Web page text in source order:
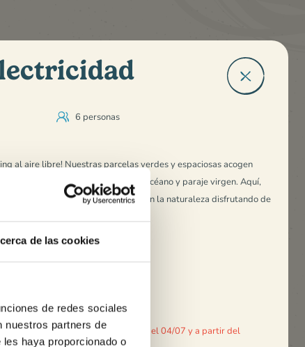
de las cookies
de redes sociales
nuestros partners de
haya proporcionado o
6 personas
al aire libre! Nuestras parcelas verdes y espaciosasacogen
en un entorno natural, entre
océano y paraje virgen. Aquí,
. ¡Viva laacampada en la naturaleza disfrutando de
incluye:
para cualquier estancia antes del 04/07 y a partir del